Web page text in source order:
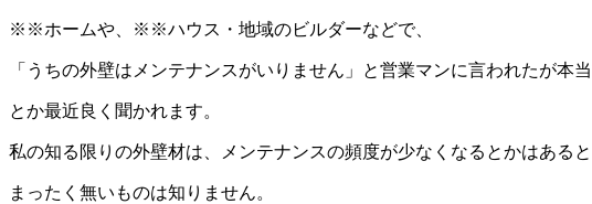
※※ホームや、※※ハウス・地域のビルダーなどで、
「うちの外壁はメンテナンスがいりません」と営業マンに言われたが本
とか最近良く聞かれます。
私の知る限りの外壁材は、メンテナンスの頻度が少なくなるとかはある
まったく無いものは知りません。